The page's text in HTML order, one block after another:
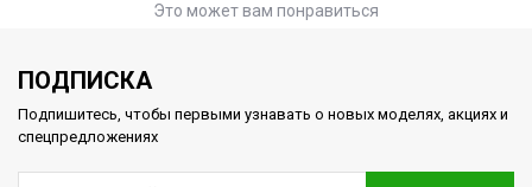
Это может вам понравиться
ПОДПИСКА
Подпишитесь, чтобы первыми узнавать о новых моделях, акциях и
спецпредложениях